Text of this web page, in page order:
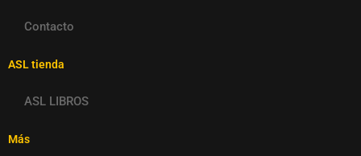
Contacto
ASL tienda
ASL LIBROS
Más